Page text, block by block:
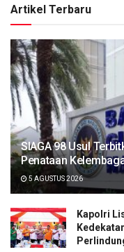
Artikel Terbaru
SIAGA 98 Usul
Penataan
5 AGUSTUS 2026
Kapolri